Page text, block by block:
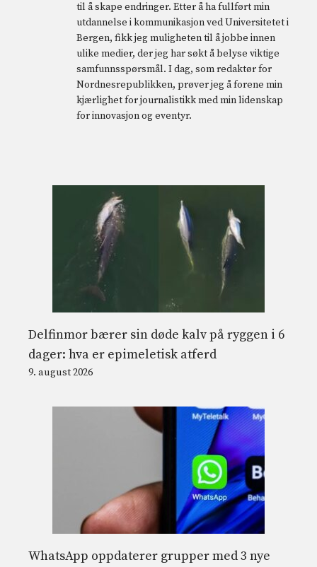
til å skape endringer. Etter å ha fullført min
utdannelse i kommunikasjon ved Universitetet i
Bergen, fikk jeg muligheten til å jobbe innen
ulike medier, der jeg har søkt å belyse viktige
samfunnsspørsmål. I dag, som redaktør for
Nordnesrepublikken, prøver jeg å forene min
kjærlighet for journalistikk med min lidenskap
for innovasjon og eventyr.
Delfinmor bærer sin døde kalv på ryggen i 6
dager: hva er epimeletisk atferd
9. august 2026
WhatsApp oppdaterer grupper med 3 nye